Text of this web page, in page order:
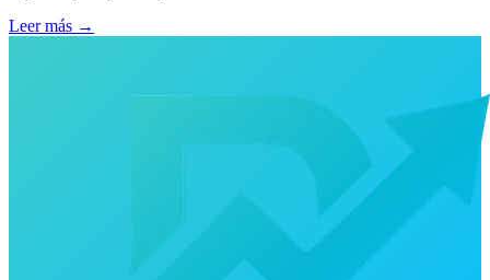
Leer más →